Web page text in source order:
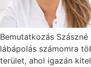
Bemutatkozás
lábápolás számomra
terület, ahol igazán